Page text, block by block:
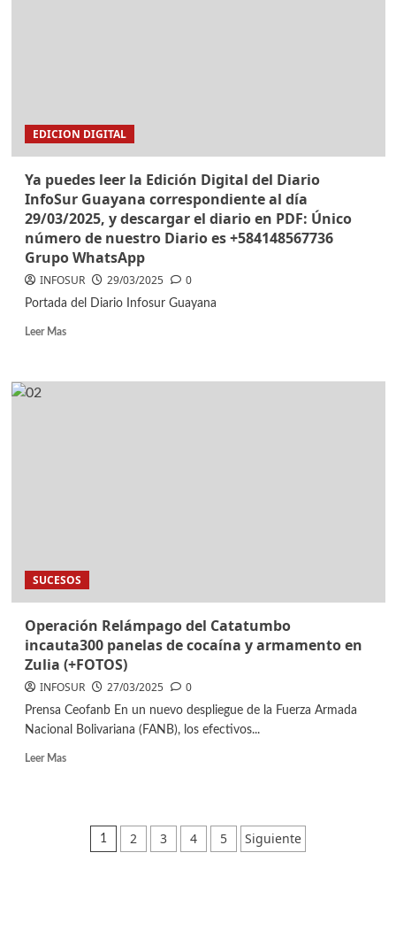
EDICION DIGITAL
Ya puedes leer la Edición Digital del Diario
InfoSur Guayana correspondiente al día
29/03/2025, y descargar el diario en PDF: Único
número de nuestro Diario es +584148567736
Grupo WhatsApp
INFOSUR 29/03/2025 0
Portada del Diario Infosur Guayana
Leer Mas
SUCESOS
Operación Relámpago del Catatumbo
incauta300 panelas de cocaína y armamento en
Zulia (+FOTOS)
INFOSUR 27/03/2025 0
Prensa Ceofanb En un nuevo despliegue de la Fuerza Armada
Nacional Bolivariana (FANB), los efectivos...
Leer Mas
1 2 3 4 5 Siguiente